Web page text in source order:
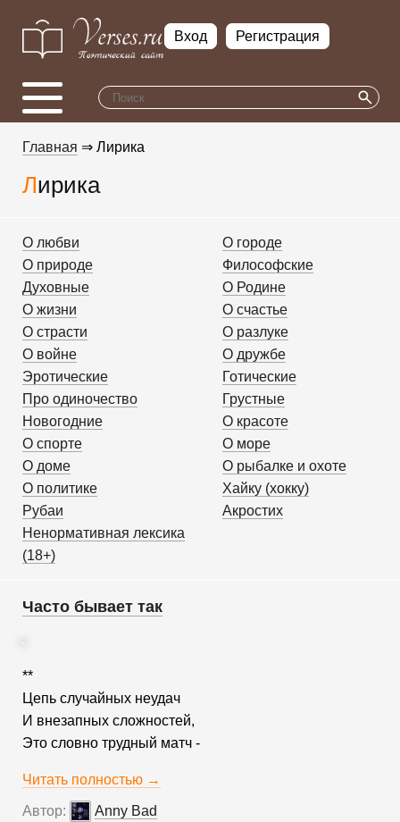
Вход Регистрация
Главная ⇒ Лирика
Лирика
О любви
О городе
О природе
Философские
Духовные
О Родине
О жизни
О счастье
О страсти
О разлуке
О войне
О дружбе
Эротические
Готические
Про одиночество
Грустные
Новогодние
О красоте
О спорте
О море
О доме
О рыбалке и охоте
О политике
Хайку (хокку)
Рубаи
Акростих
Ненормативная лексика
(18+)
Часто бывает так
**
Цепь случайных неудач
И внезапных сложностей,
Это словно трудный матч -
Читать полностью →
Автор:
Anny Bad